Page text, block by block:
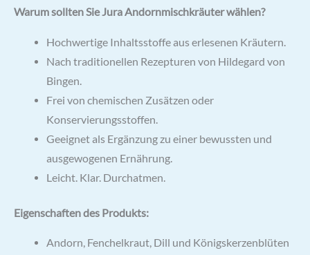
Warum sollten Sie Jura Andornmischkräuter wählen?
Hochwertige Inhaltsstoffe aus erlesenen Kräutern.
Nach traditionellen Rezepturen von Hildegard von
Bingen.
Frei von chemischen Zusätzen oder
Konservierungsstoffen.
Geeignet als Ergänzung zu einer bewussten und
ausgewogenen Ernährung.
Leicht. Klar. Durchatmen.
Eigenschaften des Produkts:
Andorn, Fenchelkraut, Dill und Königskerzenblüten